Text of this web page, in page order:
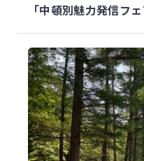
「中頓別魅力発信フ